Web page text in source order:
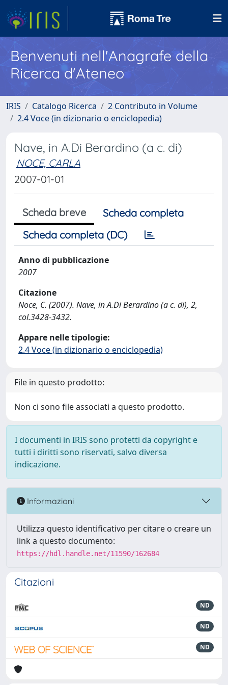
Benvenuti nell'Anagrafe della
Ricerca d'Ateneo
IRIS Catalogo Ricerca
2 Contributo in Volume
2.4 Voce (in dizionario o enciclopedia)
Nave, in A.Di Berardino (a c. di)
NOCE, CARLA
2007-01-01
Scheda breve
Scheda completa
Scheda completa (DC)
Anno di pubblicazione
2007
Citazione
Noce, C. (2007). Nave, in A.Di Berardino (a c. di), 2,
col.3428-3432.
Appare nelle tipologie:
2.4 Voce (in dizionario o enciclopedia)
File in questo prodotto:
Non ci sono file associati a questo prodotto.
I documenti in IRIS sono protetti da copyright e
tutti i diritti sono riservati, salvo diversa
indicazione.
Informazioni
Utilizza questo identificativo per citare o creare un
link a questo documento:
https://hdl.handle.net/11590/162684
Citazioni
ND
ND
ND